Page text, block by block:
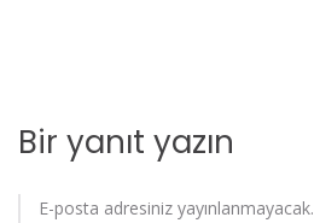
Bir yanıt yazın
E-posta adresiniz yayınlanmayacak.